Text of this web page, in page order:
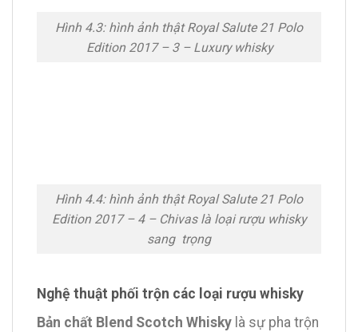
Hình 4.3: hình ảnh thật Royal Salute 21 Polo
Edition 2017 – 3 – Luxury whisky
Hình 4.4: hình ảnh thật Royal Salute 21 Polo
Edition 2017 – 4 – Chivas là loại rượu whisky
sang trọng
Nghệ thuật phối trộn các loại rượu whisky
Bản chất Blend Scotch Whisky là sự pha trộn